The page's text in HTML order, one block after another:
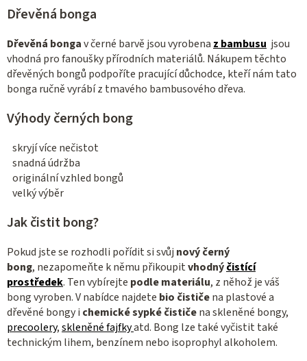
Dřevěná bonga
Dřevěná bongav černé barvě jsou vyrobena z bambusu jsou
vhodná pro fanoušky přírodních materiálů. Nákupem těchto
dřevěných bongů podpoříte pracující důchodce, kteří nám tato
bonga ručně vyrábí z tmavého bambusového dřeva.
Výhody černých bong
skryjí více nečistot
snadná údržba
originální vzhled bongů
velký výběr
Jak čistit bong?
Pokud jste se rozhodli pořídit si svůj nový černý
bong, nezapomeňte k němu přikoupitvhodnýčistící
prostředek. Ten vybírejte podle materiálu, z něhož je váš
bong vyroben. V nabídce najdete bio čističena plastové a
dřevěné bongy i chemické sypké čističena skleněné bongy,
precoolery,skleněné fajfkyatd. Bong lze také vyčistit také
technickým lihem, benzínem nebo isoprophyl alkoholem.